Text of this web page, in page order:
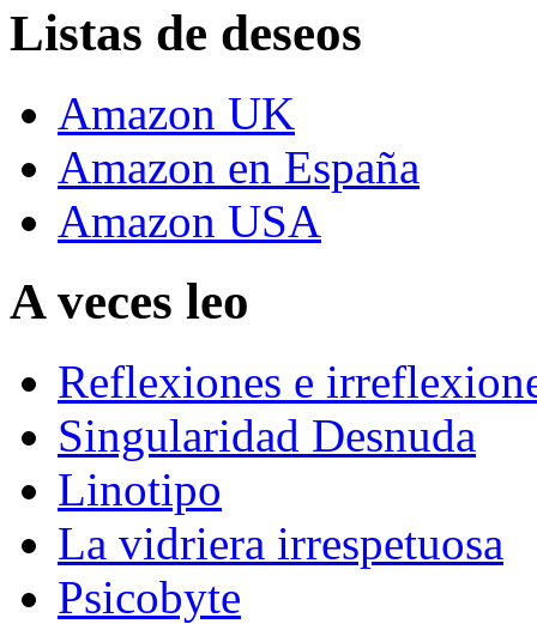
Listas de deseos
Amazon UK
Amazon en España
Amazon USA
A veces leo
Reflexiones e
Singularidad Desnuda
Linotipo
La vidriera irrespetuosa
Psicobyte